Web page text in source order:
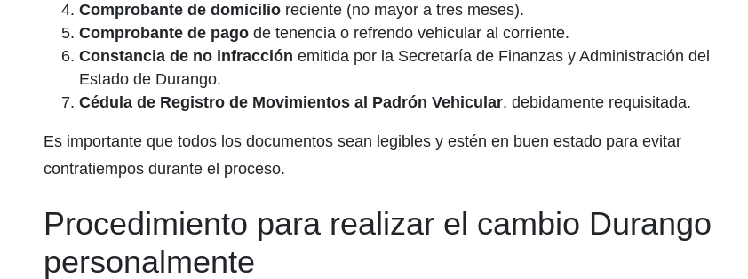
Comprobante de domicilio reciente (no mayor a tres meses).
Comprobante de pago de tenencia o refrendo vehicular al corriente.
Constancia de no infracción emitida por la Secretaría de Finanzas y Administración del
Estado de Durango.
Cédula de Registro de Movimientos al Padrón Vehicular, debidamente requisitada.
Es importante que todos los documentos sean legibles y estén en buen estado para evitar
contratiempos durante el proceso.
Procedimiento para realizar el cambio Durango
personalmente